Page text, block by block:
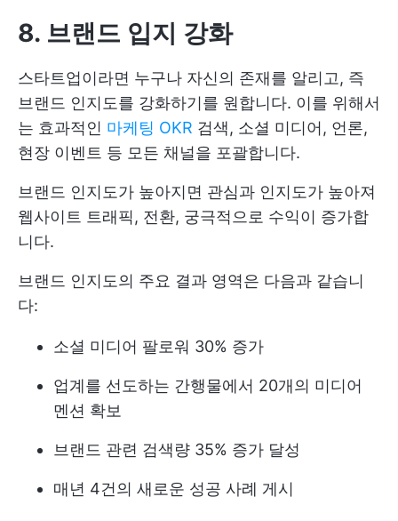
8. 브랜드 입지 강화
스타트업이라면 누구나 자신의 존재를 알리고, 즉
브랜드 인지도를 강화하기를 원합니다. 이를 위해서
는 효과적인 마케팅 OKR 검색, 소셜 미디어, 언론,
현장 이벤트 등 모든 채널을 포괄합니다.
브랜드 인지도가 높아지면 관심과 인지도가 높아져
웹사이트 트래픽, 전환, 궁극적으로 수익이 증가합
니다.
브랜드 인지도의 주요 결과 영역은 다음과 같습니
다:
소셜 미디어 팔로워 30% 증가
업계를 선도하는 간행물에서 20개의 미디어
멘션 확보
브랜드 관련 검색량 35% 증가 달성
매년 4건의 새로운 성공 사례 게시